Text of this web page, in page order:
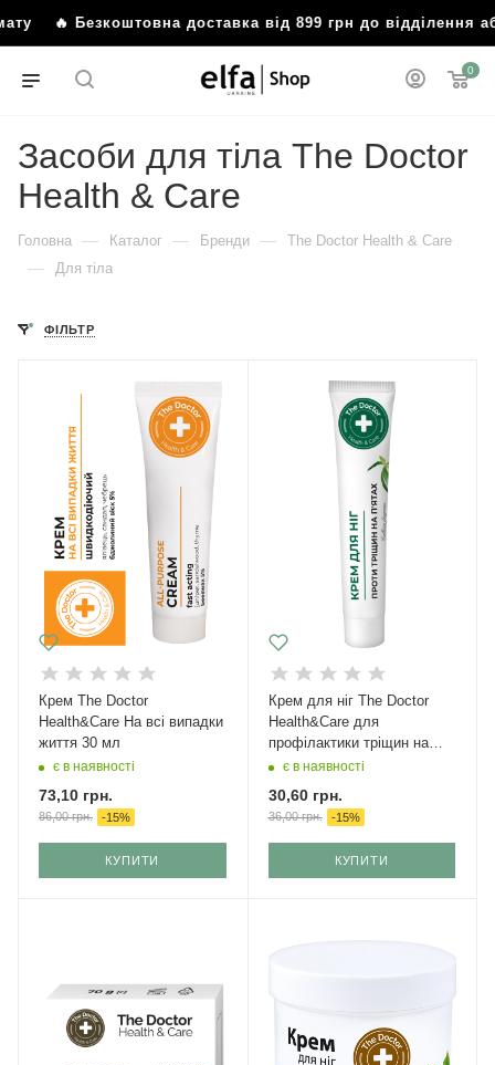
🔥 Безкоштовна доставка від 899 грн до відділення або
0
Засоби для тіла The Doctor
Health & Care
Головна — Каталог — Бренди — The Doctor Health & Care
— Для тіла
ФІЛЬТР
Крем The Doctor
Health&Care На всі випадки
життя 30 мл
є в наявності
73,10 грн.
86,00грн. -15%
КУПИТИ
Крем для ніг The Doctor
Health&Care для
профілактики тріщин на
п'ятах з золотим вусом 42
є в наявності
30,60грн.
36,00грн. -15%
КУПИТИ